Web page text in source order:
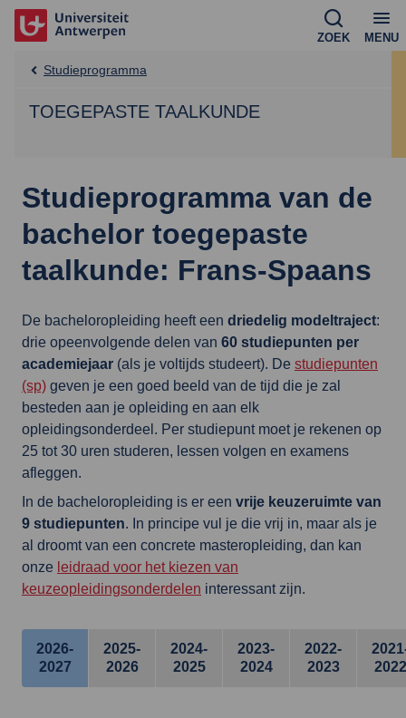
MENU
ZOEK
TOEGEPASTE TAALKUNDE
Studieprogramma
Studieprogramma van de
bachelor toegepaste
taalkunde: Frans-Spaans
De bacheloropleiding heeft een driedelig modeltraject:
drie opeenvolgende delen van 60 studiepunten per
academiejaar (als je voltijds studeert). De studiepunten
(sp) geven je een goed beeld van de tijd die je zal
besteden aan je opleiding en aan elk
opleidingsonderdeel. Per studiepunt moet je rekenen op
25 tot 30 uren studeren, lessen volgen en examens
afleggen.
In de bacheloropleiding is er een vrije keuzeruimte van
9 studiepunten. In principe vul je die vrij in, maar als je
al droomt van een concrete masteropleiding, dan kan
onze leidraad voor het kiezen van
keuzeopleidingsonderdelen interessant zijn.
2026-
2027
2025-
2026
2024-
2025
2023-
2024
2022-
2023
2022